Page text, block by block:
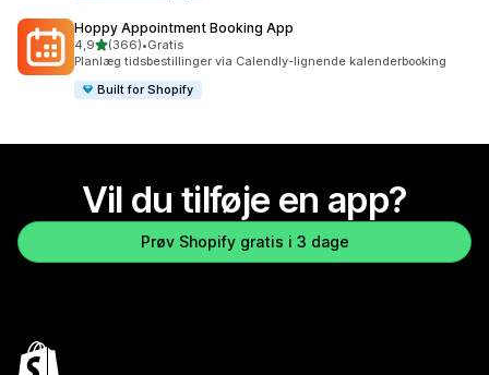
Hoppy Appointment Booking App
4,9ud af 5 stjerner
(366)
366 anmeldelser i alt
•Gratis
Planlæg tidsbestillinger via Calendly-lignende kalenderbooking
Built for Shopify
Vil du tilføje en app?
Prøv Shopify gratis i 3 dage